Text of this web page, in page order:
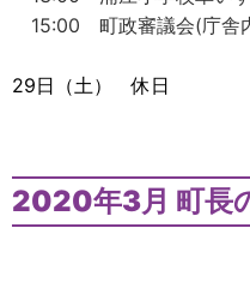
15:00 町政審議会(庁舎
29日（土） 休日
2020年3月 町長